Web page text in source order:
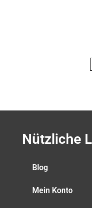
Nützliche
Blog
Mein Konto